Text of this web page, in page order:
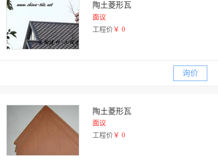
陶土菱形瓦
面议
工程价 ￥ 0
询价
陶土菱形瓦
面议
工程价 ￥ 0